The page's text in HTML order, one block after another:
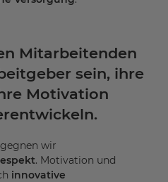
Mitarbeitenden
sein, ihre
Motivation
wir
. Motivation und
innovative